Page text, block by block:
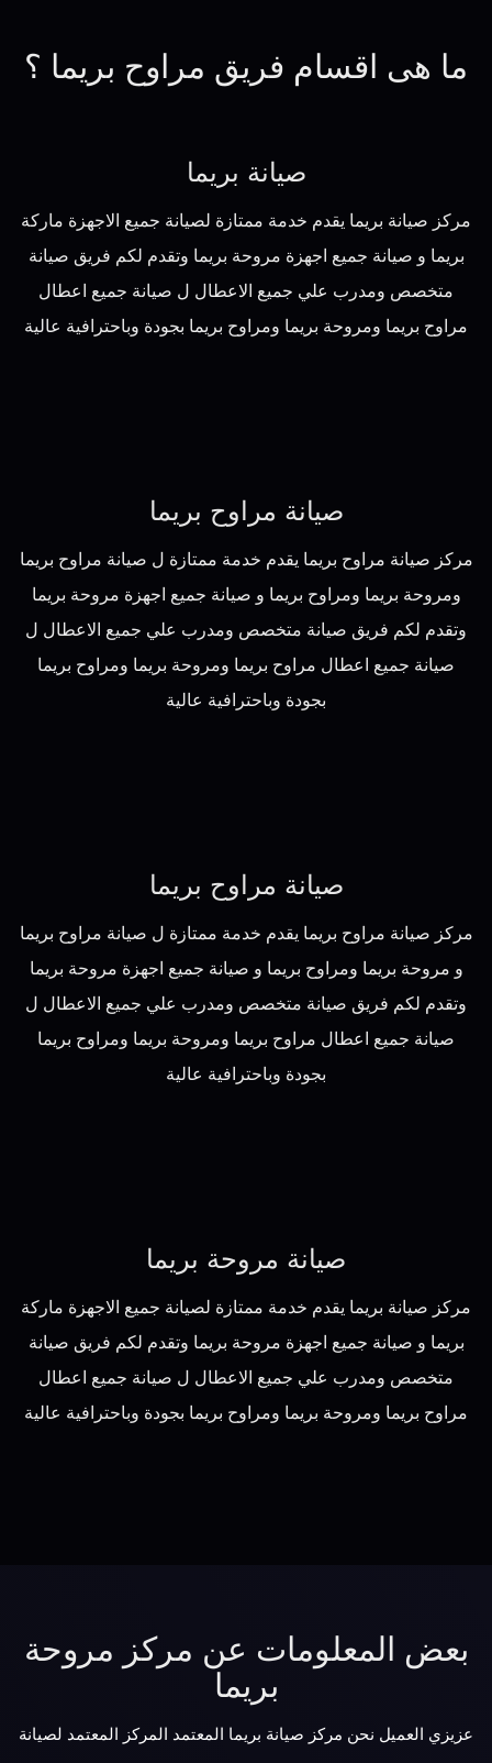
ما هى اقسام فريق مراوح بريما ؟
صيانة بريما
مركز صيانة بريما يقدم خدمة ممتازة لصيانة جميع الاجهزة ماركة
بريما و صيانة جميع اجهزة مروحة بريما وتقدم لكم فريق صيانة
متخصص ومدرب علي جميع الاعطال ل صيانة جميع اعطال
مراوح بريما ومروحة بريما ومراوح بريما بجودة وباحترافية عالية
صيانة مراوح بريما
مركز صيانة مراوح بريما يقدم خدمة ممتازة ل صيانة مراوح بريما
ومروحة بريما ومراوح بريما و صيانة جميع اجهزة مروحة بريما
وتقدم لكم فريق صيانة متخصص ومدرب علي جميع الاعطال ل
صيانة جميع اعطال مراوح بريما ومروحة بريما ومراوح بريما
بجودة وباحترافية عالية
صيانة مراوح بريما
مركز صيانة مراوح بريما يقدم خدمة ممتازة ل صيانة مراوح بريما
و مروحة بريما ومراوح بريما و صيانة جميع اجهزة مروحة بريما
وتقدم لكم فريق صيانة متخصص ومدرب علي جميع الاعطال ل
صيانة جميع اعطال مراوح بريما ومروحة بريما ومراوح بريما
بجودة وباحترافية عالية
صيانة مروحة بريما
مركز صيانة بريما يقدم خدمة ممتازة لصيانة جميع الاجهزة ماركة
بريما و صيانة جميع اجهزة مروحة بريما وتقدم لكم فريق صيانة
متخصص ومدرب علي جميع الاعطال ل صيانة جميع اعطال
مراوح بريما ومروحة بريما ومراوح بريما بجودة وباحترافية عالية
بعض المعلومات عن مركز مروحة
بريما
عزيزي العميل نحن مركز صيانة بريما المعتمد المركز المعتمد لصيانة